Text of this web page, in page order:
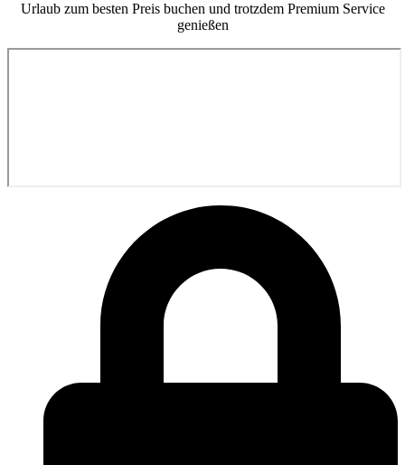
Urlaub zum besten Preis buchen und trotzdem Premium Service
genießen